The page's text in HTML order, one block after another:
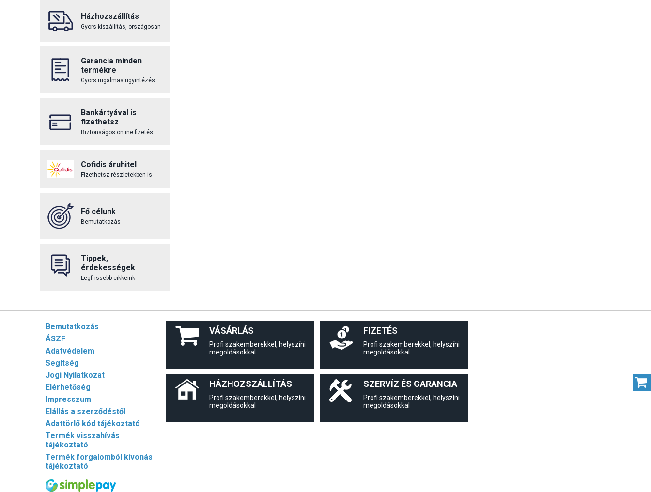
Házhozszállítás
Gyors kiszállítás, országosan
Garancia minden
termékre
Gyors rugalmas ügyintézés
Bankártyával is
fizethetsz
Biztonságos online fizetés
Cofidis áruhitel
Fizethetsz részletekben is
Fő célunk
Bemutatkozás
Tippek,
érdekességek
Legfrissebb cikkeink
Bemutatkozás
ÁSZF
Adatvédelem
Segítség
Jogi Nyilatkozat
Elérhetőség
Impresszum
Elállás a szerződéstől
Adattörlő kód tájékoztató
Termék visszahívás
tájékoztató
Termék forgalomból kivonás
tájékoztató
VÁSÁRLÁS
Profi szakemberekkel, helyszíni
megoldásokkal
HÁZHOZSZÁLLÍTÁS
Profi szakemberekkel, helyszíni
megoldásokkal
FIZETÉS
Profi szakemberekkel, helyszíni
megoldásokkal
SZERVÍZ ÉS GARANCIA
Profi szakemberekkel, helyszíni
megoldásokkal